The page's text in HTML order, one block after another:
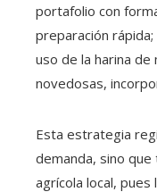
portafolio con
preparación
uso de la harina de
novedosas,
Esta estrategia
demanda, sino que
agrícola local,